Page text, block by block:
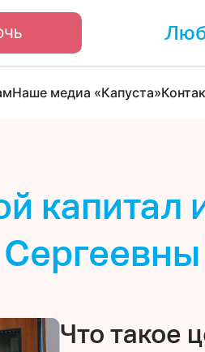
Наше медиа «Капуста»
капитал
Что такое